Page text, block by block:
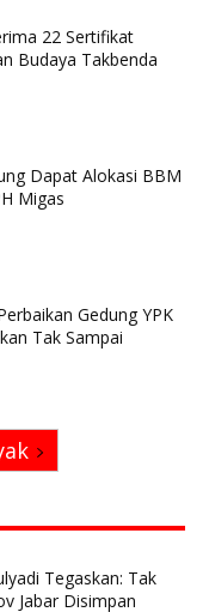
22 Sertifikat
Budaya Takbenda
Dapat Alokasi BBM
Migas
Gedung YPK
Tak Sampai
Tegaskan: Tak
Jabar Disimpan